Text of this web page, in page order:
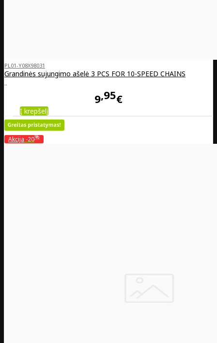
PL01-Y08X98031
Grandinės sujungimo ašelė 3 PCS FOR 10-SPEED CHAINS
..
9 95€
Į krepšelį
Akcija -20%